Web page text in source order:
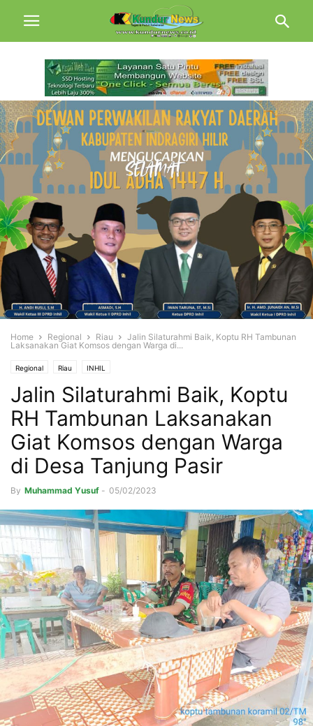
Home Regional Riau
Jalin Silaturahmi Baik, Koptu RH Tambunan
Laksanakan Giat Komsos dengan Warga di...
Regional Riau INHIL
Jalin Silaturahmi Baik, Koptu
RH Tambunan Laksanakan
Giat Komsos dengan Warga
di Desa Tanjung Pasir
By Muhammad Yusuf - 05/02/2023